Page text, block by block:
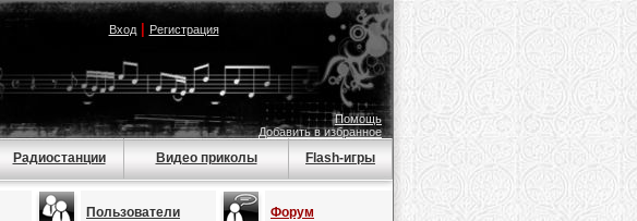
Вход| Регистрация
Помощь
Добавить в избранное
Радиостанции Видео приколы Flash-игры
Пользователи Форум